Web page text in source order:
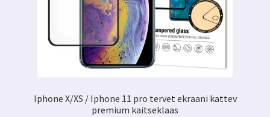
Iphone X/XS / Iphone 11 pro tervet ekraani kattev
premium kaitseklaas